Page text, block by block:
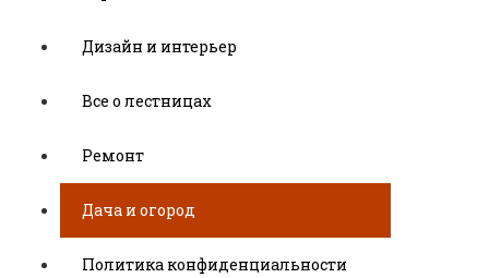
Дизайн и интерьер
Все о лестницах
Ремонт
Дача и огород
Политика конфиденциальности